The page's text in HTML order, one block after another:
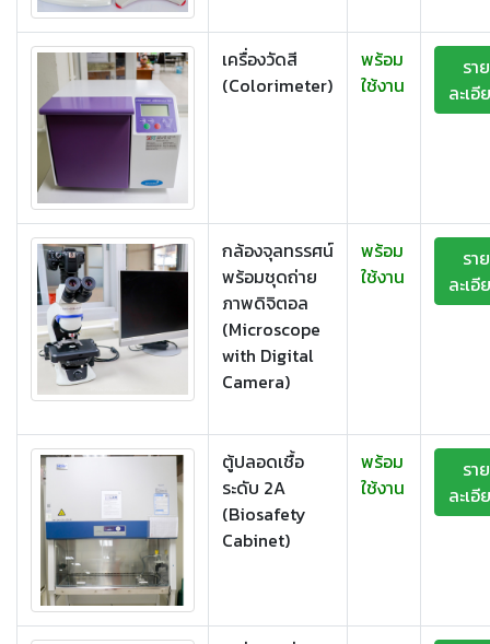
เครื่องวัดสี
(Colorimeter)
พร้อม
ใช้งาน
ราย
ละเอี
กล้องจุลทรรศน์
พร้อมชุดถ่าย
ภาพดิจิตอล
(Microscope
with Digital
Camera)
พร้อม
ใช้งาน
ราย
ละเอี
ตู้ปลอดเชื้อ
ระดับ 2A
(Biosafety
Cabinet)
พร้อม
ใช้งาน
ราย
ละเอี